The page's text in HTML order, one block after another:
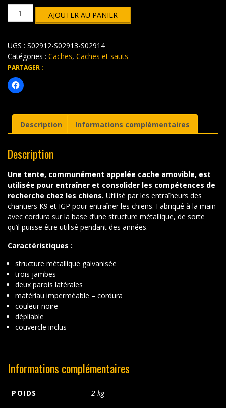
quantité
AJOUTER AU PANIER
UGS : S02912-S02913-S02914
Catégories : Caches, Caches et sauts
PARTAGER :
Description Informations complémentaires
Description
Une tente, communément appelée cache amovible, est
utilisée pour entraîner et consolider les compétences de
recherche chez les chiens. Utilisé par les entraîneurs des
chantiers K9 et IGP pour entraîner les chiens. Fabriqué à la main
avec cordura sur la base d’une structure métallique, de sorte
qu’il puisse être utilisé pendant des années.
Caractéristiques :
structure métallique galvanisée
trois jambes
deux parois latérales
matériau imperméable – cordura
couleur noire
dépliable
couvercle inclus
Informations complémentaires
POIDS
2 kg